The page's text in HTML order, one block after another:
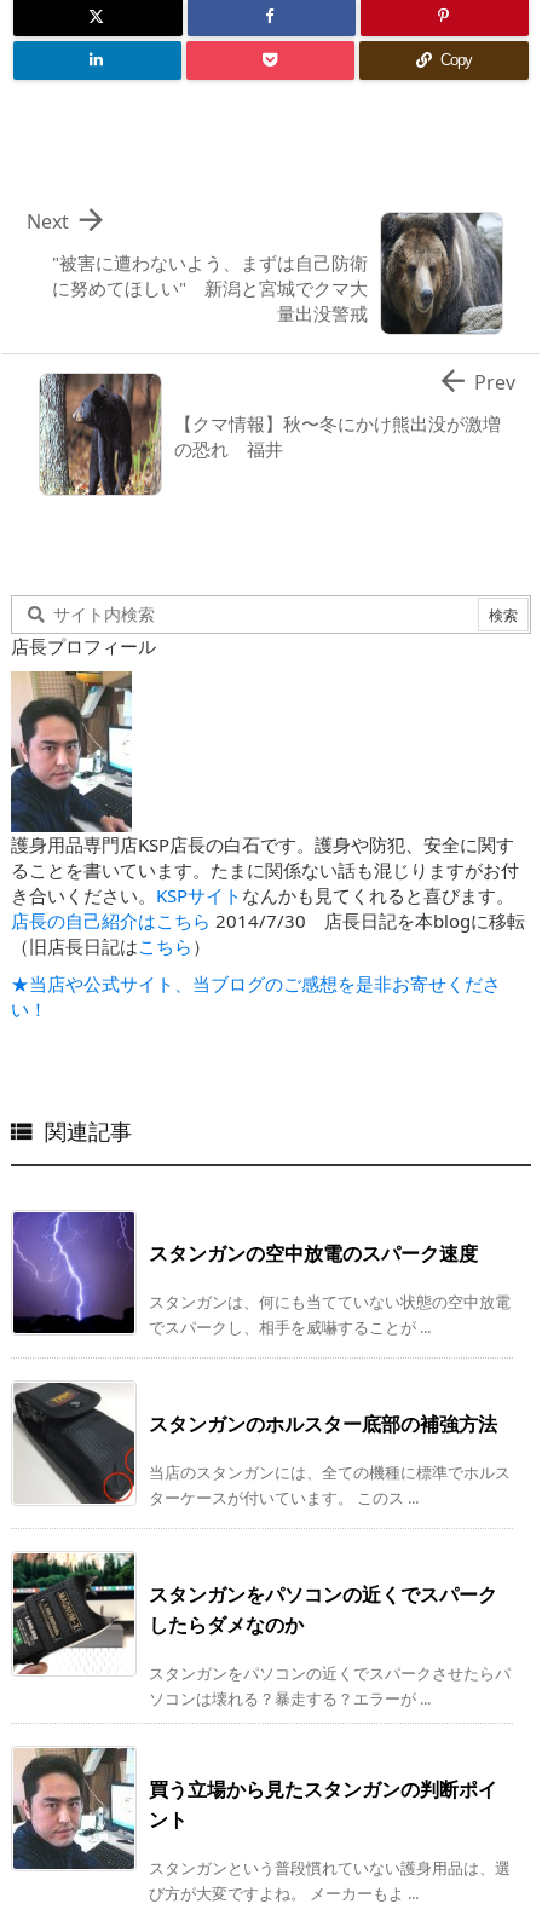
Copy
"被害に遭わないよう、まずは自己防衛
に努めてほしい" 新潟と宮城でクマ大
量出没警戒

Next
【クマ情報】秋〜冬にかけ熊出没が激増
の恐れ 福井
 Prev
店長プロフィール
護身用品専門店KSP店長の白石です。護身や防犯、安全に関す
ることを書いています。たまに関係ない話も混じりますがお付
き合いください。 KSPサイト なんかも見てくれると喜びます。
店長の自己紹介はこちら 2014/7/30 店長日記を本blogに移転
（旧店長日記はこちら ）
★当店や公式サイト、当ブログのご感想を是非お寄せくださ
い！
 関連記事
スタンガンの空中放電のスパーク速度
スタンガンは、何にも当てていない状態の空中放電
でスパークし、相手を威嚇することが ...
スタンガンのホルスター底部の補強方法
当店のスタンガンには、全ての機種に標準でホルス
ターケースが付いています。 このス ...
スタンガンをパソコンの近くでスパーク
したらダメなのか
スタンガンをパソコンの近くでスパークさせたらパ
ソコンは壊れる？暴走する？エラーが ...
買う立場から見たスタンガンの判断ポイ
ント
スタンガンという普段慣れていない護身用品は、選
び方が大変ですよね。 メーカーもよ ...